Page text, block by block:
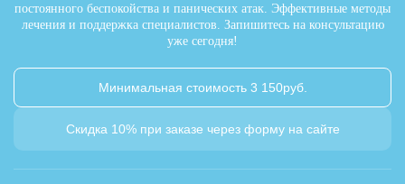
постоянного беспокойства и панических атак. Эффективные методы
лечения и поддержка специалистов. Запишитесь на консультацию
уже сегодня!
Минимальная стоимость 3 150руб.
Скидка 10% при заказе через форму на сайте